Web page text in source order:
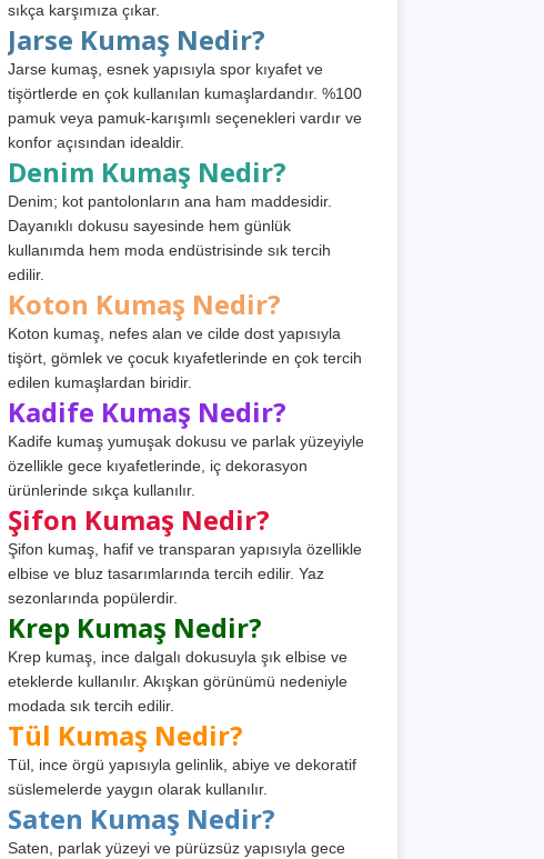
sıkça karşımıza çıkar.
Jarse Kumaş Nedir?
Jarse kumaş, esnek yapısıyla spor kıyafet ve
tişörtlerde en çok kullanılan kumaşlardandır. %100
pamuk veya pamuk-karışımlı seçenekleri vardır ve
konfor açısından idealdir.
Denim Kumaş Nedir?
Denim; kot pantolonların ana ham maddesidir.
Dayanıklı dokusu sayesinde hem günlük
kullanımda hem moda endüstrisinde sık tercih
edilir.
Koton Kumaş Nedir?
Koton kumaş, nefes alan ve cilde dost yapısıyla
tişört, gömlek ve çocuk kıyafetlerinde en çok tercih
edilen kumaşlardan biridir.
Kadife Kumaş Nedir?
Kadife kumaş yumuşak dokusu ve parlak yüzeyiyle
özellikle gece kıyafetlerinde, iç dekorasyon
ürünlerinde sıkça kullanılır.
Şifon Kumaş Nedir?
Şifon kumaş, hafif ve transparan yapısıyla özellikle
elbise ve bluz tasarımlarında tercih edilir. Yaz
sezonlarında popülerdir.
Krep Kumaş Nedir?
Krep kumaş, ince dalgalı dokusuyla şık elbise ve
eteklerde kullanılır. Akışkan görünümü nedeniyle
modada sık tercih edilir.
Tül Kumaş Nedir?
Tül, ince örgü yapısıyla gelinlik, abiye ve dekoratif
süslemelerde yaygın olarak kullanılır.
Saten Kumaş Nedir?
Saten, parlak yüzeyi ve pürüzsüz yapısıyla gece